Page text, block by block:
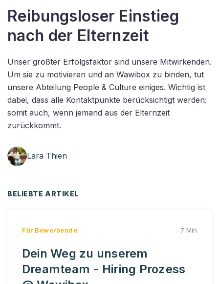
Reibungsloser Einstieg
nach der Elternzeit
Unser größter Erfolgsfaktor sind unsere Mitwirkenden.
Um sie zu motivieren und an Wawibox zu binden, tut
unsere Abteilung People & Culture einiges. Wichtig ist
dabei, dass alle Kontaktpunkte berücksichtigt werden:
somit auch, wenn jemand aus der Elternzeit
zurückkommt.
Lara Thien
BELIEBTE ARTIKEL
Für Bewerbende 7 Min
Dein Weg zu unserem
Dreamteam - Hiring Prozess